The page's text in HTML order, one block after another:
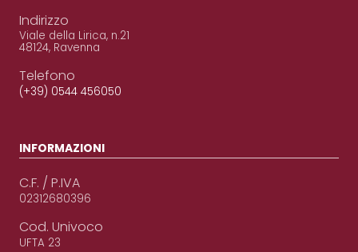
Indirizzo
Viale della Lirica, n.21
48124, Ravenna
Telefono
(+39) 0544 456050
INFORMAZIONI
C.F. / P.IVA
02312680396
Cod. Univoco
UFTA 23